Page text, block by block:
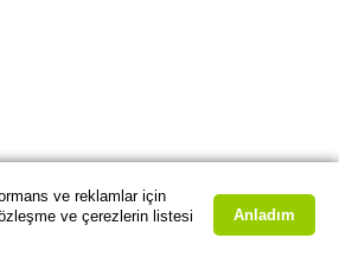
ve reklamlar için
ve çerezlerin listesi
Anladım